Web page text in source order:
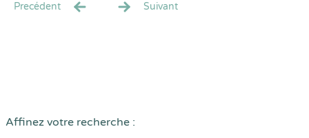
Precédent Suivant
Affinez votre recherche :